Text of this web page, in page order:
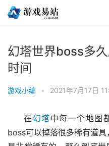
幻塔世界boss多
时间
游戏小编 • 2021年7月17日
在 幻塔中每一个地图
boss可以掉落很多稀有道